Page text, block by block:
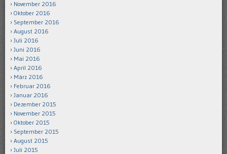
November 2016
Oktober 2016
September 2016
August 2016
Juli 2016
Juni 2016
Mai 2016
April 2016
März 2016
Februar 2016
Januar 2016
Dezember 2015
November 2015
Oktober 2015
September 2015
August 2015
Juli 2015